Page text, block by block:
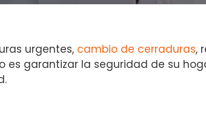
urgentes, cambio de cerraduras,
es garantizar la seguridad de su